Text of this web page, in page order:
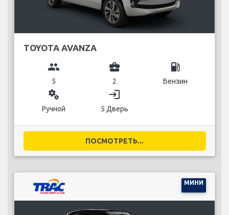
TOYOTA AVANZA
group
5
business_center
2
local_gas_station
Бензин
miscellaneous_services
Ручной
login
5 Дверь
ПОСМОТРЕТЬ...
МИНИ